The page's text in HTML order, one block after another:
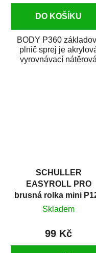
DO KOŠÍKU
BODY P360
plnič sprej je
vyrovnávací nátěrová
SCHULLER
EASYROLL PRO
brusná rolka mini
Skladem
99 Kč